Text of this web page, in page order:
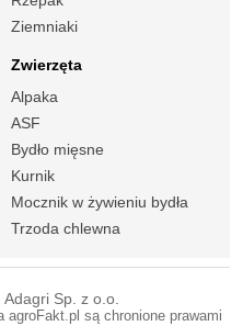
Ziemniaki
Zwierzęta
Alpaka
ASF
Bydło mięsne
Kurnik
Mocznik w żywieniu bydła
Trzoda chlewna
Adagri Sp. z o.o.
agroFakt.pl są chronione prawami